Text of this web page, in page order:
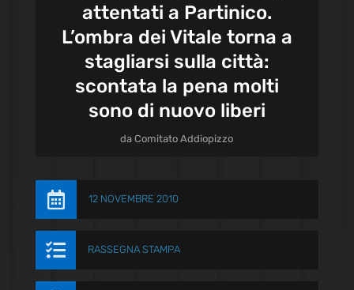
attentati a Partinico.
L’ombra dei Vitale torna a
stagliarsi sulla città:
scontata la pena molti
sono di nuovo liberi
daComitato Addiopizzo
 12 NOVEMBRE 2010
 RASSEGNA STAMPA